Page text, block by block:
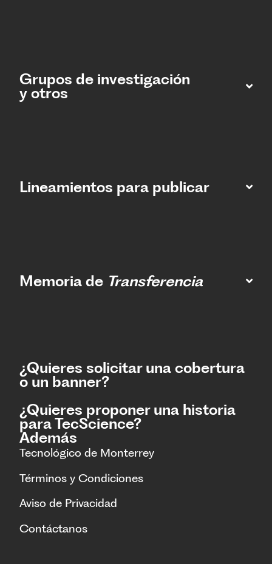
Grupos de investigación
y otros
Lineamientos para publicar
Memoria de Transferencia
¿Quieres solicitar una cobertura
o un banner?
¿Quieres proponer una historia
para TecScience?
Además
Tecnológico de Monterrey
Términos y Condiciones
Aviso de Privacidad
Contáctanos